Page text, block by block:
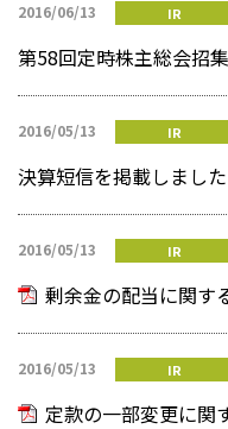
2016/06/13 IR
第58回定時株主総会招
2016/05/13 IR
決算短信を掲載しました
2016/05/13 IR
剰余金の配当に関す
2016/05/13 IR
定款の一部変更に関